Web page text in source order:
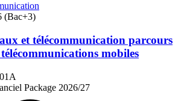
(Bac+3)
et télécommunication parcours
télécommunications mobiles
Package 2026/27